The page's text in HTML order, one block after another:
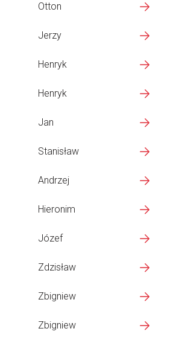
Otton
Jerzy
Henryk
Henryk
Jan
Stanisław
Andrzej
Hieronim
Józef
Zdzisław
Zbigniew
Zbigniew